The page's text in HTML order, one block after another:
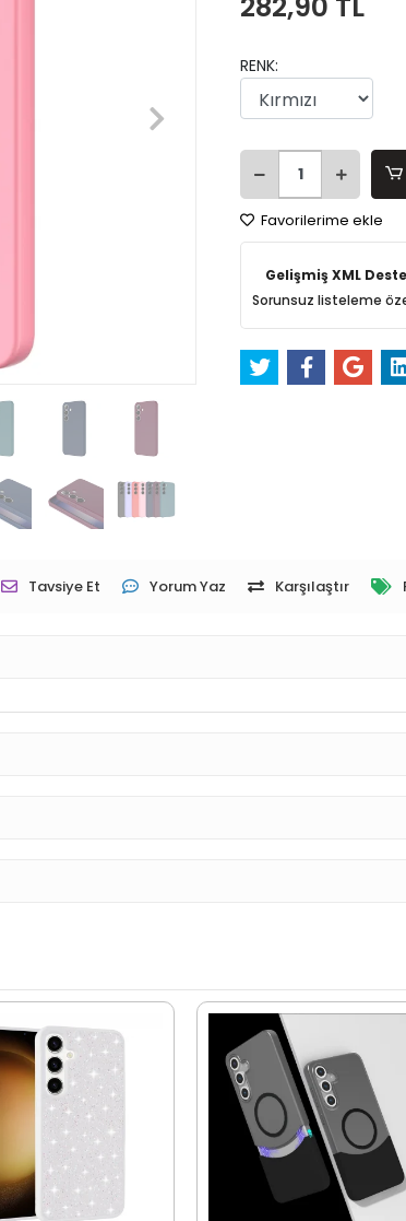
RENK:
Favorilerime ekle
Gelişmiş XML
Sorunsuz listeleme
Tavsiye Et Yorum Yaz Karşılaştır